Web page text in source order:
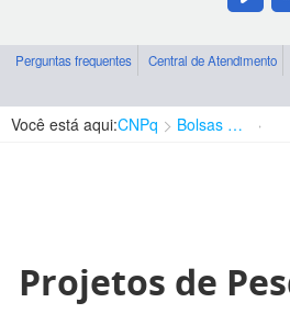
Perguntas frequentes Central de Atendimento
Você está aqui:CNPq Bolsas e Auxílios Vigentes
Projetos de